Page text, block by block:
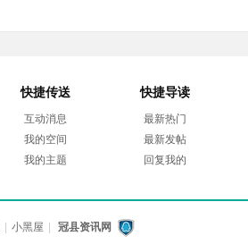
快捷传送
互动消息
我的空间
我的主题
快捷导读
最新热门
最新发帖
回复我的
小黑屋 冠县资讯网